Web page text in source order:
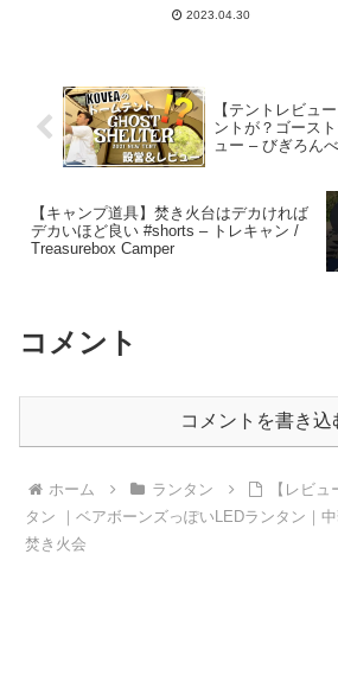
2023.04.30
【テントレビュ
ントが？ゴース
ュー – びぎろん
【キャンプ道具】焚き火台はデカければ
デカいほど良い #shorts – トレキャン /
Treasurebox Camper
コメント
コメントを書き込
ホーム ランタン
【レビ
タン ｜ベアボーンズっぽいLEDランタン｜
焚き火会